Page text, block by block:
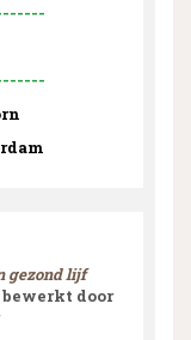
gezond lijf
door